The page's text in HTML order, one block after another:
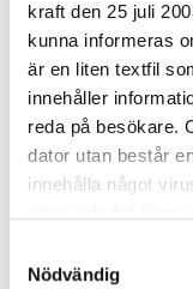
kraft den 25 juli
kunna informeras
är en liten textfil
innehåller
reda på besökare.
dator utan består
innehålla något
Den ena typen
Nödvändig
Fiberpenna med
färger
27,22